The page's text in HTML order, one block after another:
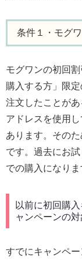
条件１・モグ
モグワンの初回
購入する方」限
注文したことが
アドレスを使用
あります。その
です。過去にお
での購入になりま
以前に初回購
ャンペーンの
すでにキャンペ